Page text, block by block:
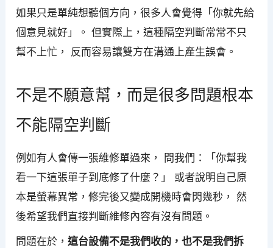
如果只是單純想聽個方向，很多人會覺得「你就先給
個意見就好」。 但實際上，這種隔空判斷常常不只
幫不上忙， 反而容易讓雙方在溝通上產生誤會。
不是不願意幫，而是很多問題根本
不能隔空判斷
例如有人會傳一張維修單過來， 問我們：「你幫我
看一下這張單子到底修了什麼？」 或者說明自己原
本是螢幕異常，修完後又變成開機時會閃幾秒， 然
後希望我們直接判斷維修內容有沒有問題。
問題在於，這台設備不是我們收的，也不是我們拆